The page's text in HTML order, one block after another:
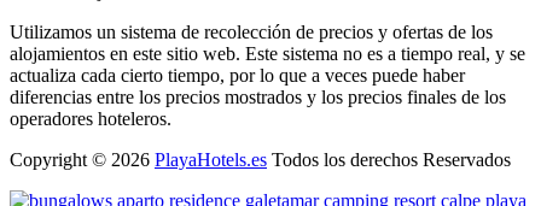
Utilizamos un sistema de recolección de precios y ofertas de los
alojamientos en este sitio web. Este sistema no es a tiempo real, y se
actualiza cada cierto tiempo, por lo que a veces puede haber
diferencias entre los precios mostrados y los precios finales de los
operadores hoteleros.
Copyright © 2026 PlayaHotels.es Todos los derechos Reservados